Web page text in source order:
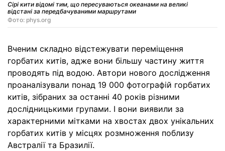
Сірі кити відомі тим, що пересуваються океанами на великі
відстані за передбачуваними маршрутами
Фото: phys.org
Вченим складно відстежувати переміщення
горбатих китів, адже вони більшу частину життя
проводять під водою. Автори нового дослідження
проаналізували понад 19 000 фотографій горбатих
китів, зібраних за останні 40 років різними
дослідницькими групами. І вони виявили за
характерними мітками на хвостах двох унікальних
горбатих китів у місцях розмноження поблизу
Австралії та Бразилії.